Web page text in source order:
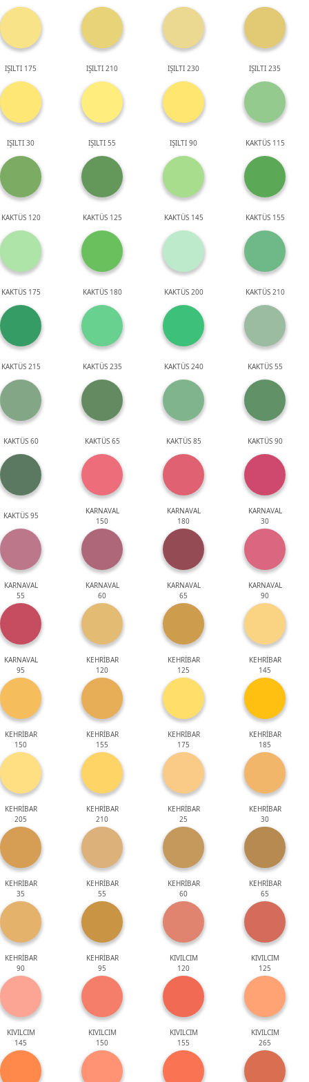
IŞILTI 175 IŞILTI 210 IŞILTI 230 IŞILTI 235
IŞILTI 30 IŞILTI 55 IŞILTI 90 KAKTÜS 115
KAKTÜS 120 KAKTÜS 125 KAKTÜS 145 KAKTÜS 155
KAKTÜS 175 KAKTÜS 180 KAKTÜS 200 KAKTÜS 210
KAKTÜS 215 KAKTÜS 235 KAKTÜS 240 KAKTÜS 55
KAKTÜS 60 KAKTÜS 65 KAKTÜS 85 KAKTÜS 90
KAKTÜS 95
KARNAVAL
150
KARNAVAL
180
KARNAVAL
30
KARNAVAL
55
KARNAVAL
60
KARNAVAL
65
KARNAVAL
90
KARNAVAL
95
KEHRİBAR
120
KEHRİBAR
125
KEHRİBAR
145
KEHRİBAR
150
KEHRİBAR
155
KEHRİBAR
175
KEHRİBAR
185
KEHRİBAR
205
KEHRİBAR
210
KEHRİBAR
25
KEHRİBAR
30
KEHRİBAR
35
KEHRİBAR
55
KEHRİBAR
60
KEHRİBAR
65
KEHRİBAR
90
KEHRİBAR
95
KIVILCIM
120
KIVILCIM
125
KIVILCIM
145
KIVILCIM
150
KIVILCIM
155
KIVILCIM
265